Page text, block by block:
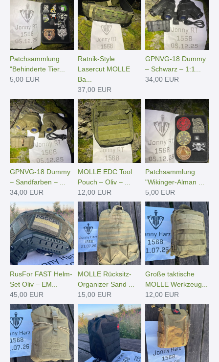
Patchsammlung
"Behinderte Tier...
5,00 EUR
Ratnik-Style
Lasercut MOLLE
Ba...
37,00 EUR
GPNVG-18 Dummy
– Schwarz – 1:1...
34,00 EUR
GPNVG-18 Dummy
– Sandfarben – ...
34,00 EUR
MOLLE EDC Tool
Pouch – Oliv – ...
12,00 EUR
Patchsammlung
"Wikinger-Alman ...
5,00 EUR
RusFor FAST Helm-
Set Oliv – EM...
45,00 EUR
MOLLE Rücksitz-
Organizer Sand ...
15,00 EUR
Große taktische
MOLLE Werkzeug...
12,00 EUR